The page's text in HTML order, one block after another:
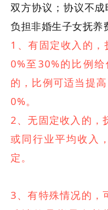
双方协议；协议不
负担非婚生子女抚养
1、有固定收入的
0%至30%的比例
的，比例可适当提
0%。
2、无固定收入的，
或同行业平均收入
定。
3、有特殊情况的，